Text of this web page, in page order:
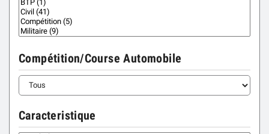
Compétition/Course Automobile
Caracteristique